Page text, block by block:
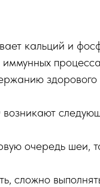
кальций и
здорового
очередь шеи,
сложно